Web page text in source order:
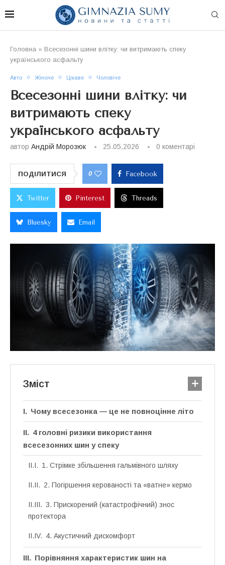
Головна » Всесезонні шини влітку: чи витримають спеку
українського асфальту
Авто Жіноче Цікаве Чоловіче
Всесезонні шини влітку: чи
витримають спеку
українського асфальту
автор Андрій Морозюк 25.05.2026 0 коментарі
ПОДІЛИТИСЯ 0 Facebook
Twitter Pinterest Threads
Bluesky Email
Зміст
Чому всесезонка — це не повноцінне літо
4 головні ризики використання
всесезонних шин у спеку
1. Стрімке збільшення гальмівного шляху
2. Погіршення керованості та «ватне» кермо
3. Прискорений (катастрофічний) знос
протектора
4. Акустичний дискомфорт
Порівняння характеристик шин на